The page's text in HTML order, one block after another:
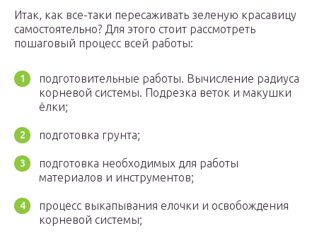
Итак, как все-таки пересаживать зеленую красавицу
самостоятельно? Для этого стоит рассмотреть
пошаговый процесс всей работы:
подготовительные работы. Вычисление радиуса
корневой системы. Подрезка веток и макушки
ёлки;
подготовка грунта;
подготовка необходимых для работы
материалов и инструментов;
процесс выкапывания елочки и освобождения
корневой системы;